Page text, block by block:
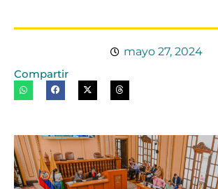
mayo 27, 2024
Compartir